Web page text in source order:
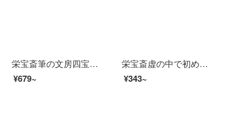
栄宝斎筆の文房四宝の農耕の筆の荘子の羊の毛の枝は兼用して少しも長鋒の大きさの専門の練習の書道の国画の大幅な蘭竹の行草の漢簡の専用の文人の心の夢（大きい）
¥679~
栄宝斎虚の中で初めて楷書の筆の書房四宝の羊の毛の毛も狼の毛も兼用しています。書画のプレゼントである湖筆の書房四宝の初楷書です。
¥343~